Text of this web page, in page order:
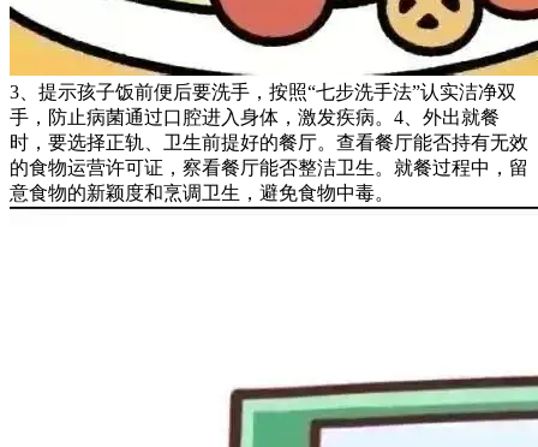
3、提示孩子饭前便后要洗手，按照“七步洗手法”认实洁净双
手，防止病菌通过口腔进入身体，激发疾病。4、外出就餐
时，要选择正轨、卫生前提好的餐厅。查看餐厅能否持有无效
的食物运营许可证，察看餐厅能否整洁卫生。就餐过程中，留
意食物的新颖度和烹调卫生，避免食物中毒。